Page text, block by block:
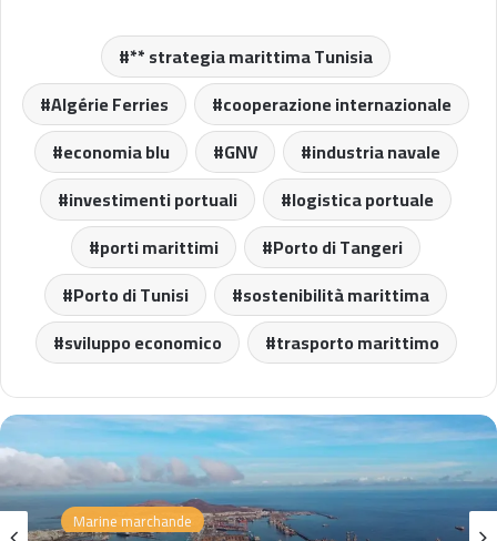
** strategia marittima Tunisia
Algérie Ferries
cooperazione internazionale
economia blu
GNV
industria navale
investimenti portuali
logistica portuale
porti marittimi
Porto di Tangeri
Porto di Tunisi
sostenibilità marittima
sviluppo economico
trasporto marittimo
Marine marchande